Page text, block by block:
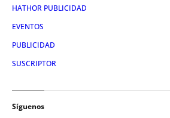
HATHOR PUBLICIDAD
EVENTOS
PUBLICIDAD
SUSCRIPTOR
Síguenos